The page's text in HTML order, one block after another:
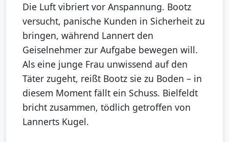
Die Luft vibriert vor Anspannung. Bootz
versucht, panische Kunden in Sicherheit zu
bringen, während Lannert den
Geiselnehmer zur Aufgabe bewegen will.
Als eine junge Frau unwissend auf den
Täter zugeht, reißt Bootz sie zu Boden – in
diesem Moment fällt ein Schuss. Bielfeldt
bricht zusammen, tödlich getroffen von
Lannerts Kugel.